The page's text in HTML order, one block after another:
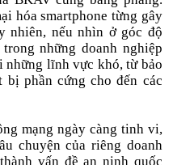
hóa smartphone từng gây
nhiên, nếu nhìn ở góc độ
những doanh nghiệp
lĩnh vực khó, từ bảo
bị phần cứng cho đến các
mạng ngày càng tinh vi,
chuyện của riêng doanh
vấn đề an ninh quốc